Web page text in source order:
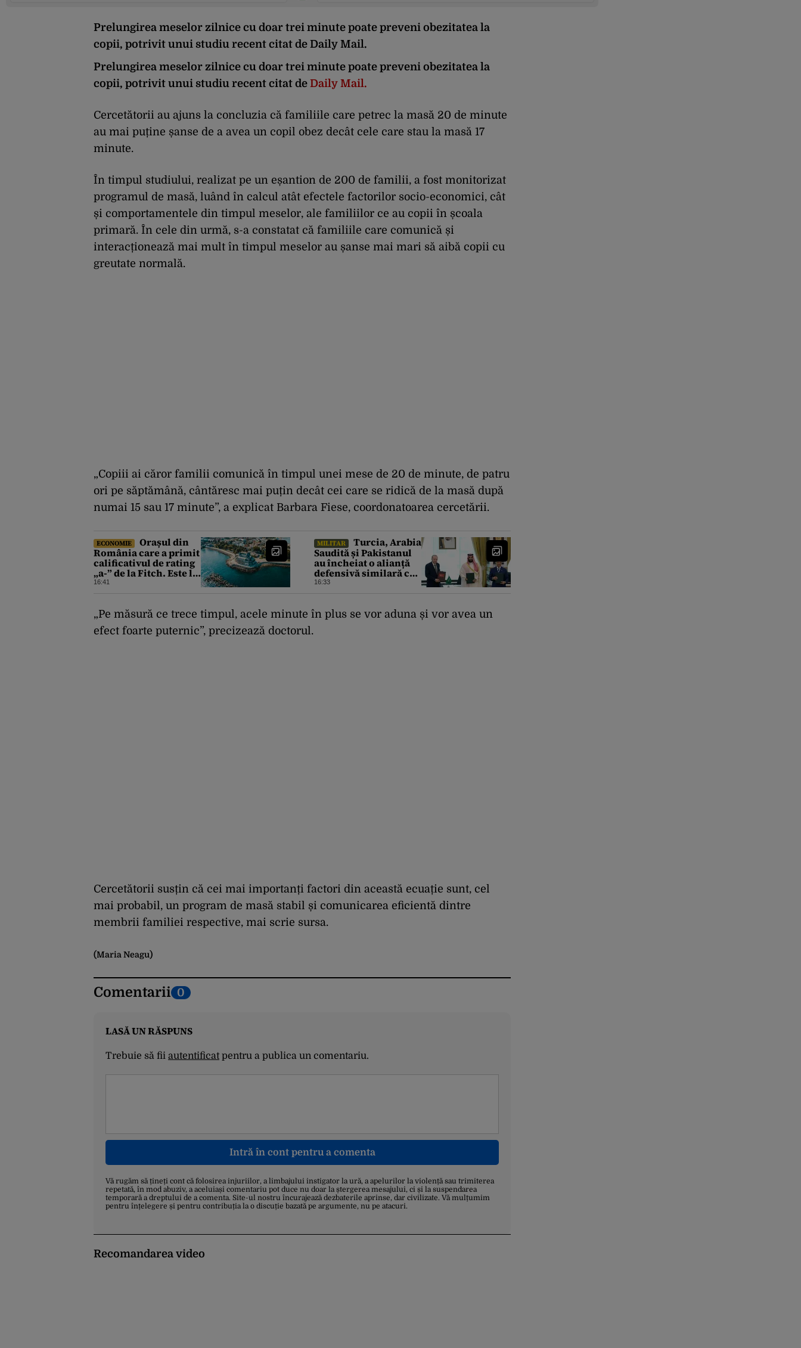
Prelungirea meselor zilnice cu doar trei minute poate preveni obezitatea la
copii, potrivit unui studiu recent citat de Daily Mail.
Prelungirea meselor zilnice cu doar trei minute poate preveni obezitatea la
copii, potrivit unui studiu recent citat de Daily Mail.
Cercetătorii au ajuns la concluzia că familiile care petrec la masă 20 de minute
au mai puține șanse de a avea un copil obez decât cele care stau la masă 17
minute.
În timpul studiului, realizat pe un eșantion de 200 de familii, a fost monitorizat
programul de masă, luând în calcul atât efectele factorilor socio-economici, cât
și comportamentele din timpul meselor, ale familiilor ce au copii în școala
primară. În cele din urmă, s-a constatat că familiile care comunică și
interacționează mai mult în timpul meselor au șanse mai mari să aibă copii cu
greutate normală.
„Copiii ai căror familii comunică în timpul unei mese de 20 de minute, de patru
ori pe săptămână, cântăresc mai puțin decât cei care se ridică de la masă după
numai 15 sau 17 minute”, a explicat Barbara Fiese, coordonatoarea cercetării.
ECONOMIE
Orașul din
România care a primit
calificativul de rating
„a-” de la Fitch. Este la
același nivel cu
16:41
MILITAR
Turcia, Arabia
Saudită și Pakistanul
au încheiat o alianță
defensivă similară cu
NATO în lumea
Orientul Mijlociu
16:33
„Pe măsură ce trece timpul, acele minute în plus se vor aduna și vor avea un
efect foarte puternic”, precizează doctorul.
Cercetătorii susțin că cei mai importanți factori din această ecuație sunt, cel
mai probabil, un program de masă stabil și comunicarea eficientă dintre
membrii familiei respective, mai scrie sursa.
(Maria Neagu)
Comentarii 0
LASĂ UN RĂSPUNS
Trebuie să fii autentificatpentru a publica un comentariu.
Intră în cont pentru a comenta
Vă rugăm să țineți cont că folosirea injuriilor, a limbajului instigator la ură, a apelurilor la violență sau trimiterea
repetată, în mod abuziv, a aceluiași comentariu pot duce nu doar la ștergerea mesajului, ci și la suspendarea
temporară a dreptului de a comenta. Site-ul nostru încurajează dezbaterile aprinse, dar civilizate. Vă mulțumim
pentru înțelegere și pentru contribuția la o discuție bazată pe argumente, nu pe atacuri.
Recomandarea video